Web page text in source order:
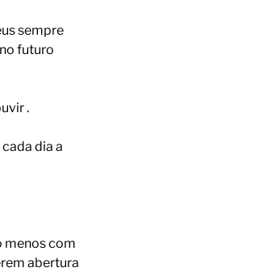
sempre
futuro
.
dia a
menos com
abertura